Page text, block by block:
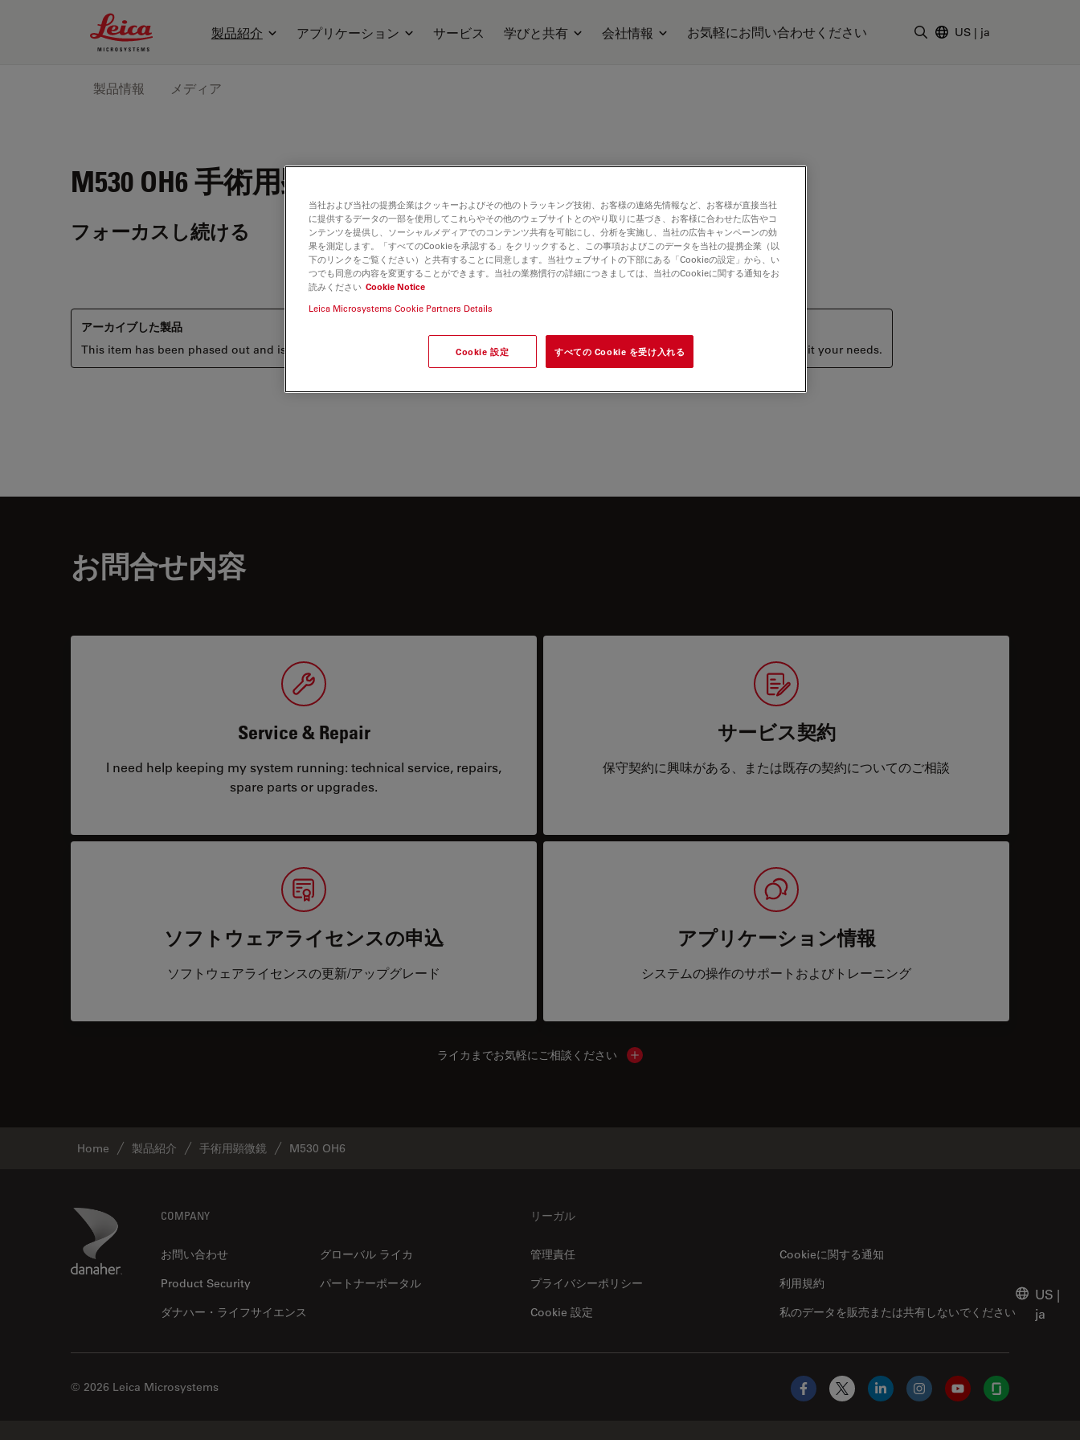
Leica Microsystems Logo
製品紹介 アプリケーション サービス 学びと共有 会社情報 お気軽にお問い合わせください US | ja
製品情報 メディア
M530 OH6手術用顕微鏡
フォーカスし続ける
アーカイブした製品
This item has been phased out and is no longer available. Please contact us to enquire about recent alternative products that may suit your needs.
お問合せ内容
Service & Repair
I need help keeping my system running: technical service, repairs,
spare parts or upgrades.
サービス契約
保守契約に興味がある、または既存の契約についてのご相談
ソフトウェアライセンスの申込
ソフトウェアライセンスの更新/アップグレード
アプリケーション情報
システムの操作のサポートおよびトレーニング
ライカまでお気軽にご相談ください Show local contacts
Home 製品紹介 手術用顕微鏡 M530 OH6
Danaher Logo COMPANY
お問い合わせ
グローバル ライカ
Product Security
パートナーポータル
ダナハー・ライフサイエンス
リーガル
管理責任
Cookieに関する通知
プライバシーポリシー
私のデータを販売または共有しないでください
利用規約
Cookie 設定
US |
ja
© 2026 Leica Microsystems
Facebook
X LinkedInInstagramYouTubeGlassdoor
当社および当社の提携企業はクッキーおよびその他のトラッキング技術、お客様の連絡先情報など、お客様が直接当社
に提供するデータの一部を使用してこれらやその他のウェブサイトとのやり取りに基づき、お客様に合わせた広告やコ
ンテンツを提供し、ソーシャルメディアでのコンテンツ共有を可能にし、分析を実施し、当社の広告キャンペーンの効
果を測定します。「すべてのCookieを承認する」をクリックすると、この事項およびこのデータを当社の提携企業（以
下のリンクをご覧ください）と共有することに同意します。当社ウェブサイトの下部にある「Cookieの設定」から、い
つでも同意の内容を変更することができます。当社の業務慣行の詳細につきましては、当社のCookieに関する通知をお
読みください Cookie Notice
Leica Microsystems Cookie Partners Details
Cookie 設定 すべての Cookie を受け入れる